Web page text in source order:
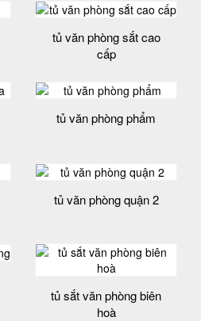
tủ văn phòng sắt cao
cấp
tủ văn phòng phẩm
tủ văn phòng quận 2
tủ sắt văn phòng biên
hoà